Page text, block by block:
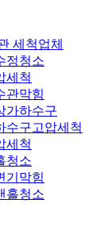
세척업체
정청소
세척
관막힘
가하수구
수구고압세척
세척
청소
기막힘
홀청소